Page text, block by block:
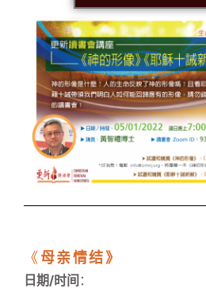
《母亲情结》
日期/时间 ：